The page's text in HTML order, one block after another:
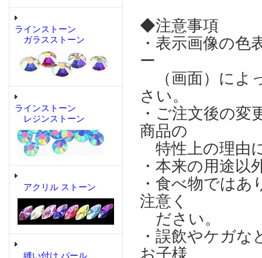
ラインストーン
ガラスストーン
ラインストーン
レジンストーン
アクリル ストーン
縫い付け パール
◆注意事項
・表示画像の
ー
（画面）によ
さい。
・ご注文後の
商品の
特性上の理由
・本来の用途
・食べ物では
注意く
ださい。
・誤飲やケガ
お子様